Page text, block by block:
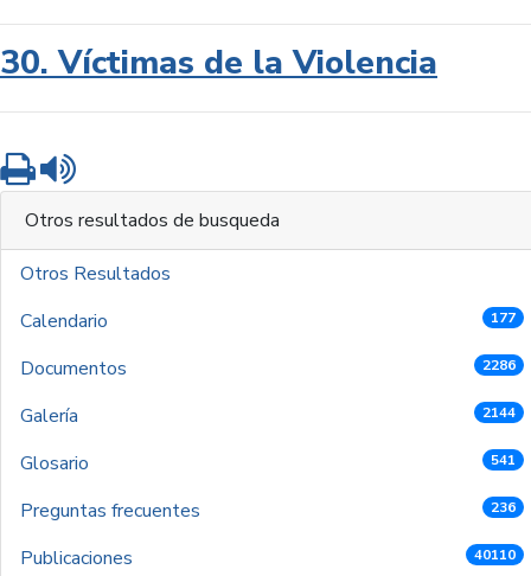
30. Víctimas de la Violencia
Imprimir
Otros resultados de busqueda
Otros Resultados
Calendario
177
Documentos 2286
Galería 2144
Glosario 541
Preguntas frecuentes 236
Publicaciones 40110